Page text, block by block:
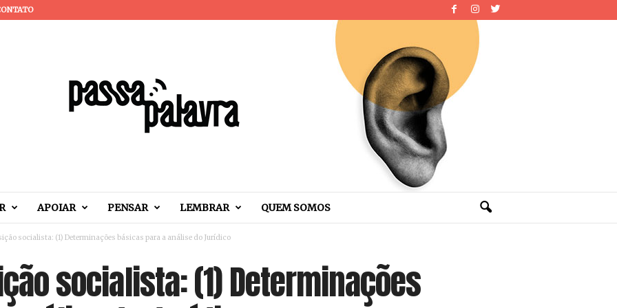
APOIAR PENSAR LEMBRAR QUEM SOMOS
socialista: (1) Determinações básicas para a análise do Jurídico
socialista: (1) Determinações